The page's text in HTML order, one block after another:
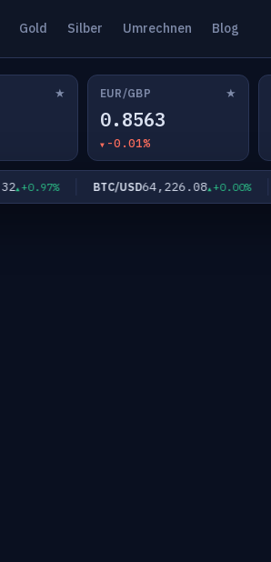
Gold Silber Umrechnen Blog
★ EUR/GBP ★
0.8563
-0.01%
+0.97% BTC/USD64,226.08 +0.00%